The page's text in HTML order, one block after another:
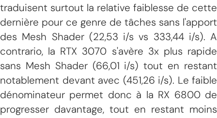
traduisent surtout la relative faiblesse de cette
dernière pour ce genre de tâches sans l'apport
des Mesh Shader (22,53 i/s vs 333,44 i/s). A
contrario, la RTX 3070 s'avère 3x plus rapide
sans Mesh Shader (66,01 i/s) tout en restant
notablement devant avec (451,26 i/s). Le faible
dénominateur permet donc à la RX 6800 de
progresser davantage, tout en restant moins